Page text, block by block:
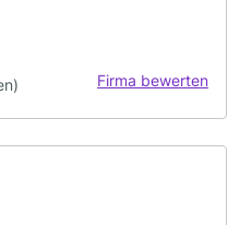
Firma bewerten